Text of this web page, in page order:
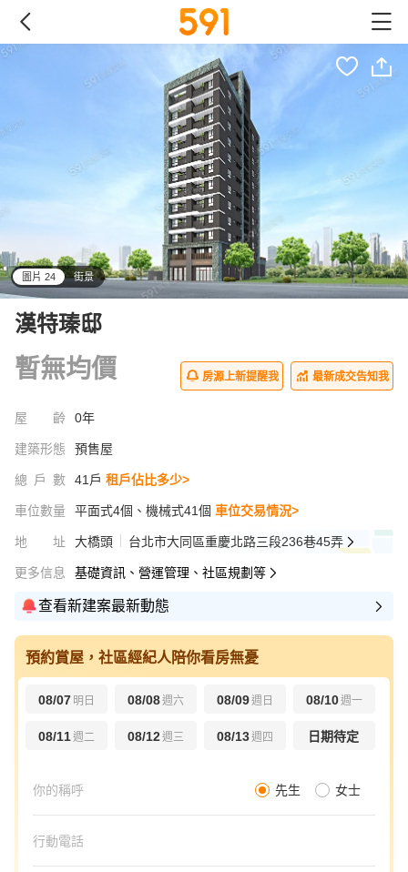
圖片 24 街景
漢特瑧邸
暫無均價 房源上新提醒我 最新成交告知我
屋齡 0年
建築形態 預售屋
總戶數 41戶 租戶佔比多少>
車位數量 平面式4個、機械式41個 車位交易情況>
地址 大橋頭 台北市大同區重慶北路三段236巷45弄
更多信息 基礎資訊、營運管理、社區規劃等
查看新建案最新動態
預約賞屋，社區經紀人陪你看房無憂
08/07 明日 08/08週六 08/09週日 08/10週一
08/11週二 08/12週三 08/13週四 日期待定
先生 女士